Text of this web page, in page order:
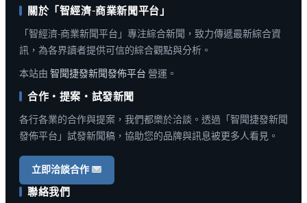
關於「智經濟-商業新聞平台」
「智經濟-商業新聞平台」專注綜合新聞，致力傳遞最新綜合資
訊，為各界讀者提供可信的綜合觀點與分析。
本站由 智聞捷發新聞發佈平台 營運。
合作・提案・試發新聞
各行各業的合作與提案，我們都樂於洽談。透過「智聞捷發新聞
發佈平台」試發新聞稿，協助您的品牌與訊息被更多人看見。
立即洽談合作
聯絡我們